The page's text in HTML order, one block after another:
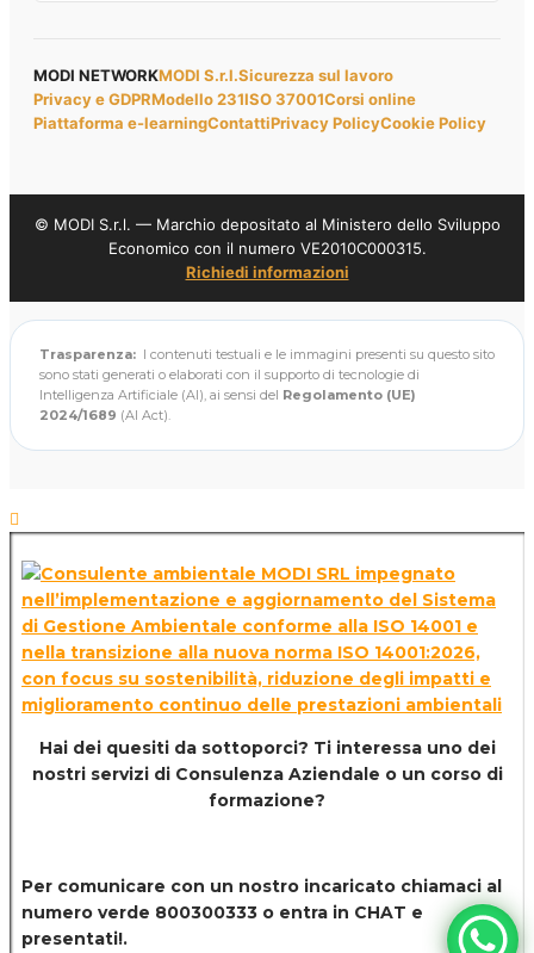
MODI NETWORKMODI S.r.l.Sicurezza sul lavoro
Privacy e GDPRModello 231ISO 37001Corsi online
Piattaforma e-learningContattiPrivacy PolicyCookie Policy
© MODI S.r.l. — Marchio depositato al Ministero dello Sviluppo
Economico con il numero VE2010C000315.
Richiedi informazioni
Trasparenza: I contenuti testuali e le immagini presenti su questo sito
sono stati generati o elaborati con il supporto di tecnologie di
Intelligenza Artificiale (AI), ai sensi del Regolamento (UE)
2024/1689 (AI Act).
Hai dei quesiti da sottoporci? Ti interessa uno dei
nostri servizi di Consulenza Aziendale o un corso di
formazione?
Per comunicare con un nostro incaricato chiamaci al
numero verde 800300333 o entra in CHAT e
presentati!.